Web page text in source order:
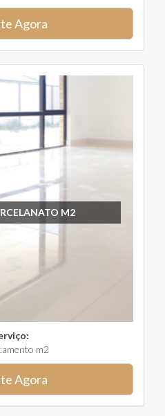
Agora
M2
m2
Agora